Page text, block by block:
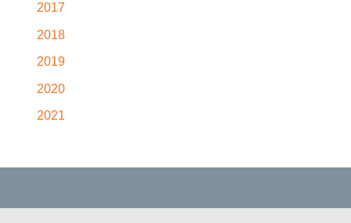
2017
2018
2019
2020
2021